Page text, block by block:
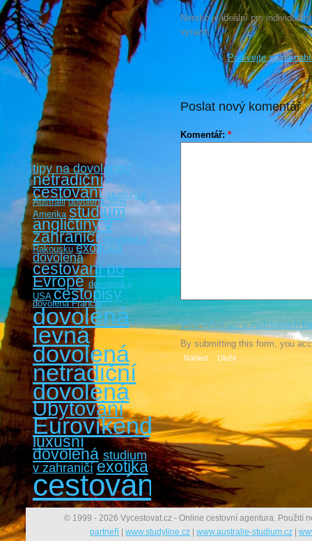
tipy na dovolenou
netradiční
cestování studium v
Austrálii dovolená Jižní
Amerika studium
angličtiny v
zahraničí dovolená v
Rakousku exotická
dovolená
cestovaní po
Evropě dovolená v
USA cestopisy
dovolená Francie
dovolená
levná
dovolená
netradiční
dovolená
Ubytování
Eurovíkendy
luxusní
dovolená studium
v zahraničí exotika
cestování
Norsko je ideální pro
vyrazit.
Podívejte se na
Poslat nový komentář
Komentář: *
Více informací o možnostech
By submitting this form, you
© 1999 - 2026 Vycestovat.cz - Online cestovní agentura. Použití
partneři
www.studyline.cz www.australie-studium.cz